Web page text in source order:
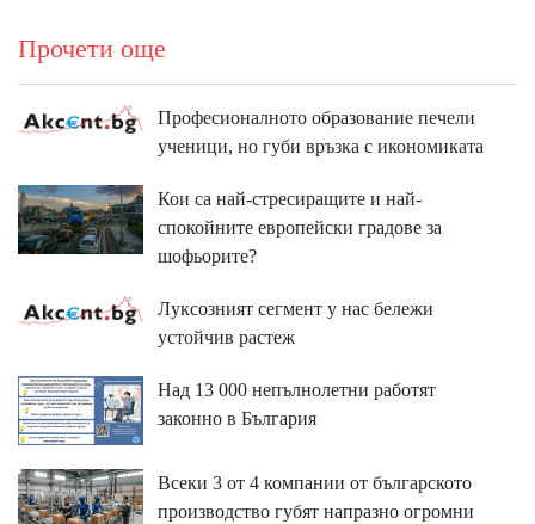
Прочети още
Професионалното образование печели
ученици, но губи връзка с икономиката
Кои са най-стресиращите и най-
спокойните европейски градове за
шофьорите?
Луксозният сегмент у нас бележи
устойчив растеж
Над 13 000 непълнолетни работят
законно в България
Всеки 3 от 4 компании от българското
производство губят напразно огромни